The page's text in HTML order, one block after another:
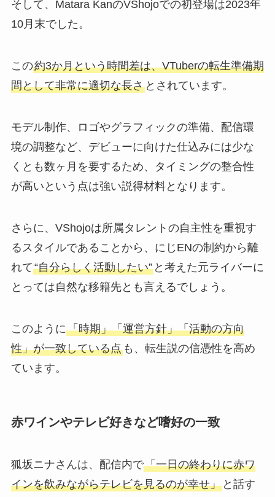
そして、Matara KanのVShojoでの初登場は2023年
10月末でした。
この約3か月という時間差は、VTuberの転生準備期
間として非常に適切な長さとされています。
モデル制作、ロゴやグラフィックの準備、配信環
境の調整など、デビューに向けた仕込みには少な
くとも数ヶ月を要するため、タイミングの整合性
が高いという点は強い説得材料となります。
さらに、VShojoは所属タレントの自主性を重視す
るスタイルであることから、にじENの制約から離
れて“自分らしく活動したい”と考えた元ライバーに
とっては自然な移籍先とも言えるでしょう。
このように「時期」「運営方針」「活動の方向
性」が一致している点も、転生説の信憑性を高め
ています。
赤ワインやテレビ好きなど嗜好の一致
狐坂ニナさんは、配信内で「一日の終わりに赤ワ
インを飲みながらテレビを見るのが幸せ」と話す